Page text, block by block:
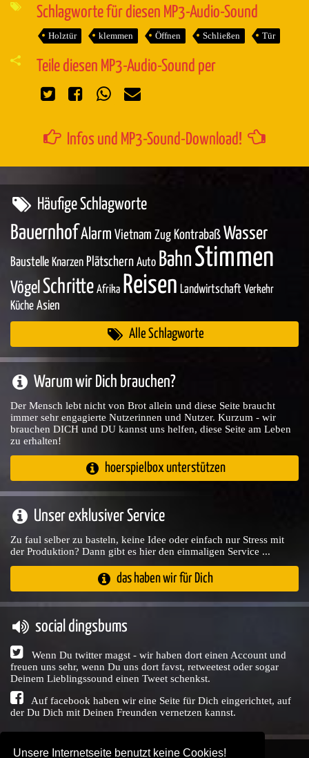
Unsere Internetseite benutzt keine Cookies!
Schlagworte für diesen MP3-Audio-Sound
Holztür klemmen Öffnen Schließen Tür
Teile diesen MP3-Audio-Sound per
Infos und MP3-Sound-Download!
Häufige Schlagworte
BauernhofAlarm Vietnam Zug Kontrabaß Wasser
Baustelle Knarzen Plätschern Auto Bahn Stimmen
Vögel Schritte Afrika Reisen Landwirtschaft Verkehr
Küche Asien
Alle Schlagworte
Warum wir Dich brauchen?
Der Mensch lebt nicht von Brot allein und diese Seite braucht
immer sehr engagierte Nutzerinnen und Nutzer. Kurzum - wir
brauchen DICH und DU kannst uns helfen, diese Seite am Leben
zu erhalten!
hoerspielbox unterstützen
Unser exklusiver Service
Zu faul selber zu basteln, keine Idee oder einfach nur Stress mit
der Produktion? Dann gibt es hier den einmaligen Service ...
das haben wir für Dich
social dingsbums
Wenn Du twitter magst - wir haben dort einen Account und
freuen uns sehr, wenn Du uns dort favst, retweetest oder sogar
Deinem Lieblingssound einen Tweet schenkst.
Auf facebook haben wir eine Seite für Dich eingerichtet, auf
der Du Dich mit Deinen Freunden vernetzen kannst.